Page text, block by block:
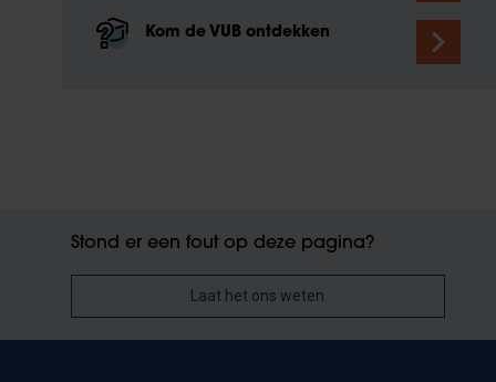
Kom de VUB ontdekken
Stond er een fout op deze pagina?
Laat het ons weten